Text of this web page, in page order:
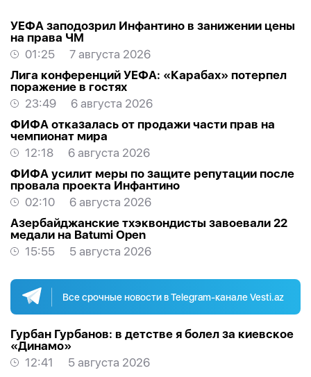
УЕФА заподозрил Инфантино в занижении цены
на права ЧМ
01:25
7 августа 2026
Лига конференций УЕФА: «Карабах» потерпел
поражение в гостях
23:49
6 августа 2026
ФИФА отказалась от продажи части прав на
чемпионат мира
12:18
6 августа 2026
ФИФА усилит меры по защите репутации после
провала проекта Инфантино
02:10
6 августа 2026
Азербайджанские тхэквондисты завоевали 22
медали на Batumi Open
15:55
5 августа 2026
Все срочные новости в Telegram-канале Vesti.az
Гурбан Гурбанов: в детстве я болел за киевское
«Динамо»
12:41
5 августа 2026